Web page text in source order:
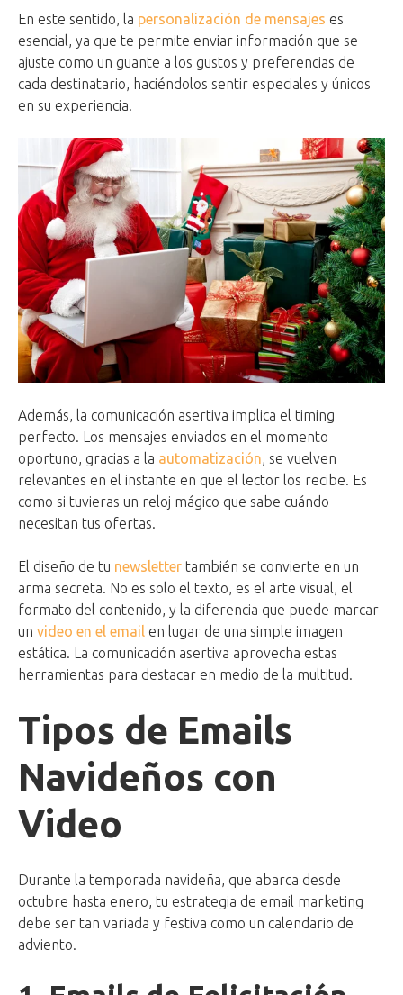
En este sentido, la personalización de mensajes es
esencial, ya que te permite enviar información que se
ajuste como un guante a los gustos y preferencias de
cada destinatario, haciéndolos sentir especiales y únicos
en su experiencia.
Además, la comunicación asertiva implica el timing
perfecto. Los mensajes enviados en el momento
oportuno, gracias a la automatización, se vuelven
relevantes en el instante en que el lector los recibe. Es
como si tuvieras un reloj mágico que sabe cuándo
necesitan tus ofertas.
El diseño de tu newsletter también se convierte en un
arma secreta. No es solo el texto, es el arte visual, el
formato del contenido, y la diferencia que puede marcar
un video en el email en lugar de una simple imagen
estática. La comunicación asertiva aprovecha estas
herramientas para destacar en medio de la multitud.
Tipos de Emails
Navideños con
Video
Durante la temporada navideña, que abarca desde
octubre hasta enero, tu estrategia de email marketing
debe ser tan variada y festiva como un calendario de
adviento.